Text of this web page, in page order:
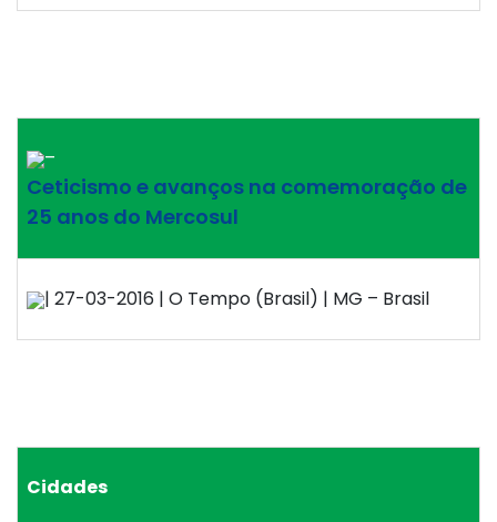
–
Ceticismo e avanços na comemoração de
25 anos do Mercosul
| 27-03-2016 | O Tempo (Brasil) | MG – Brasil
Cidades